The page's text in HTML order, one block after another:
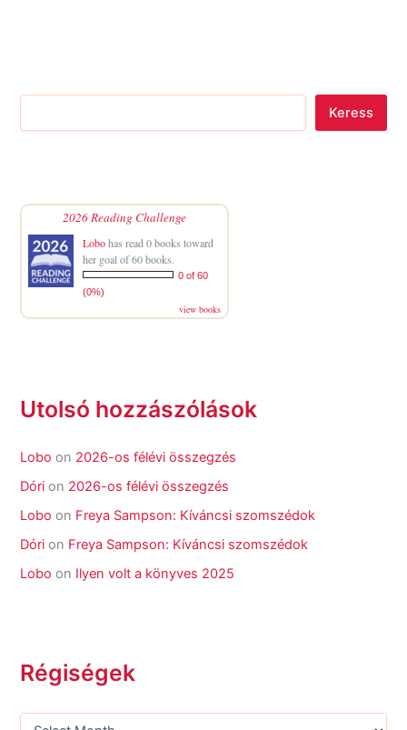
Keress
2026 Reading Challenge
Lobohas read 0 books toward
her goal of 60 books.
0 of 60
(0%)
view books
Utolsó hozzászólások
Lobo on 2026-os félévi összegzés
Dóri on 2026-os félévi összegzés
Lobo on Freya Sampson: Kíváncsi szomszédok
Dóri on Freya Sampson: Kíváncsi szomszédok
Lobo on Ilyen volt a könyves 2025
Régiségek